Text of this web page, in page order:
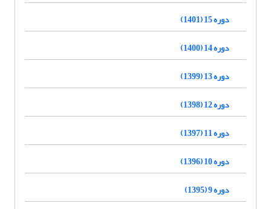
دوره 15 (1401)
دوره 14 (1400)
دوره 13 (1399)
دوره 12 (1398)
دوره 11 (1397)
دوره 10 (1396)
دوره 9 (1395)